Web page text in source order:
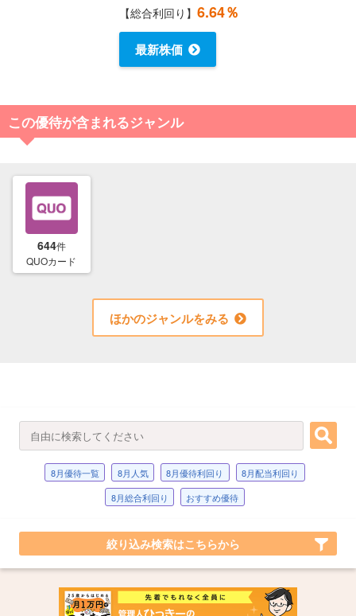
【総合利回り】6.64％
最新株価
この優待が含まれるジャンル
644件
QUOカード
ほかのジャンルをみる
8月優待一覧 8月人気 8月優待利回り
8月配当利回り
8月総合利回り
おすすめ優待
絞り込み検索はこちらから